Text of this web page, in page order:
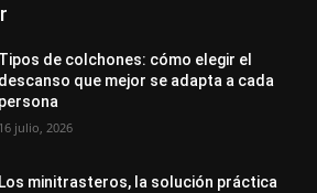
Tipos de colchones: cómo elegir el
descanso que mejor se adapta a cada
persona
16 julio, 2026
Los minitrasteros, la solución práctica